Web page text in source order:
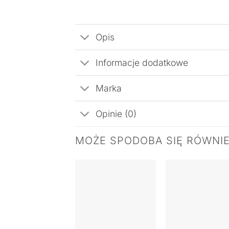
Opis
Informacje dodatkowe
Marka
Opinie (0)
MOŻE SPODOBA SIĘ